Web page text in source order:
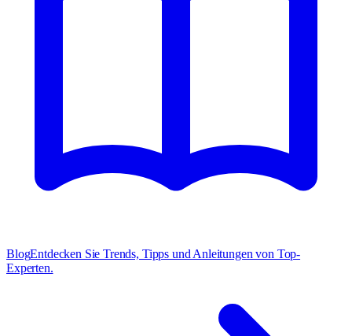
BlogEntdecken Sie Trends, Tipps und Anleitungen von Top-
Experten.